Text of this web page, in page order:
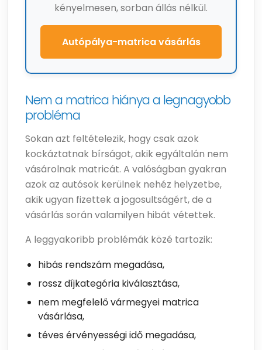
kényelmesen, sorban állás nélkül.
Autópálya-matrica vásárlás
Nem a matrica hiánya a legnagyobb
probléma
Sokan azt feltételezik, hogy csak azok
kockáztatnak bírságot, akik egyáltalán nem
vásárolnak matricát. A valóságban gyakran
azok az autósok kerülnek nehéz helyzetbe,
akik ugyan fizettek a jogosultságért, de a
vásárlás során valamilyen hibát vétettek.
A leggyakoribb problémák közé tartozik:
hibás rendszám megadása,
rossz díjkategória kiválasztása,
nem megfelelő vármegyei matrica
vásárlása,
téves érvényességi idő megadása,